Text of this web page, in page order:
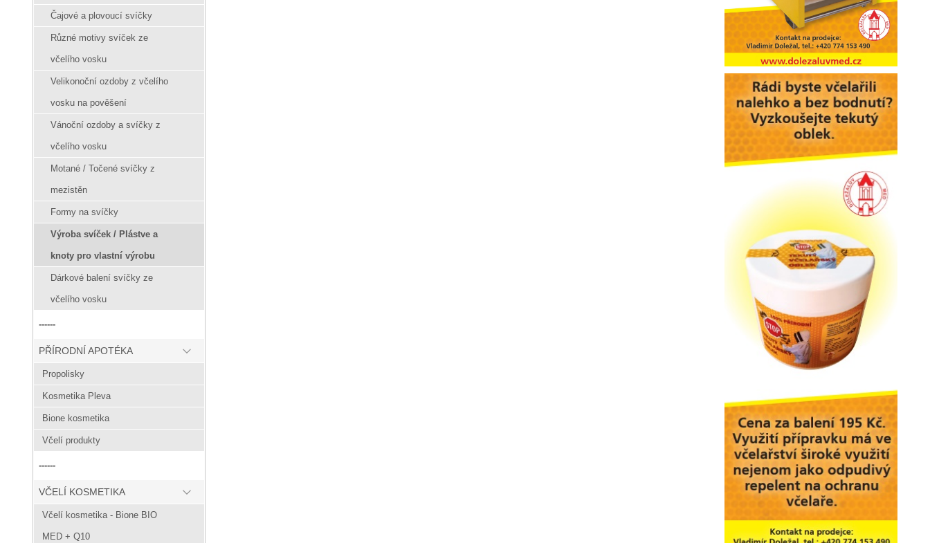
Čajové a plovoucí svíčky
Různé motivy svíček ze
včelího vosku
Velikonoční ozdoby z včelího
vosku na pověšení
Vánoční ozdoby a svíčky z
včelího vosku
Motané / Točené svíčky z
mezistěn
Formy na svíčky
Výroba svíček / Plástve a
knoty pro vlastní výrobu
Dárkové balení svíčky ze
včelího vosku
------
PŘÍRODNÍ APOTÉKA
Propolisky
Kosmetika Pleva
Bione kosmetika
Včelí produkty
------
VČELÍ KOSMETIKA
Včelí kosmetika - Bione BIO
MED + Q10